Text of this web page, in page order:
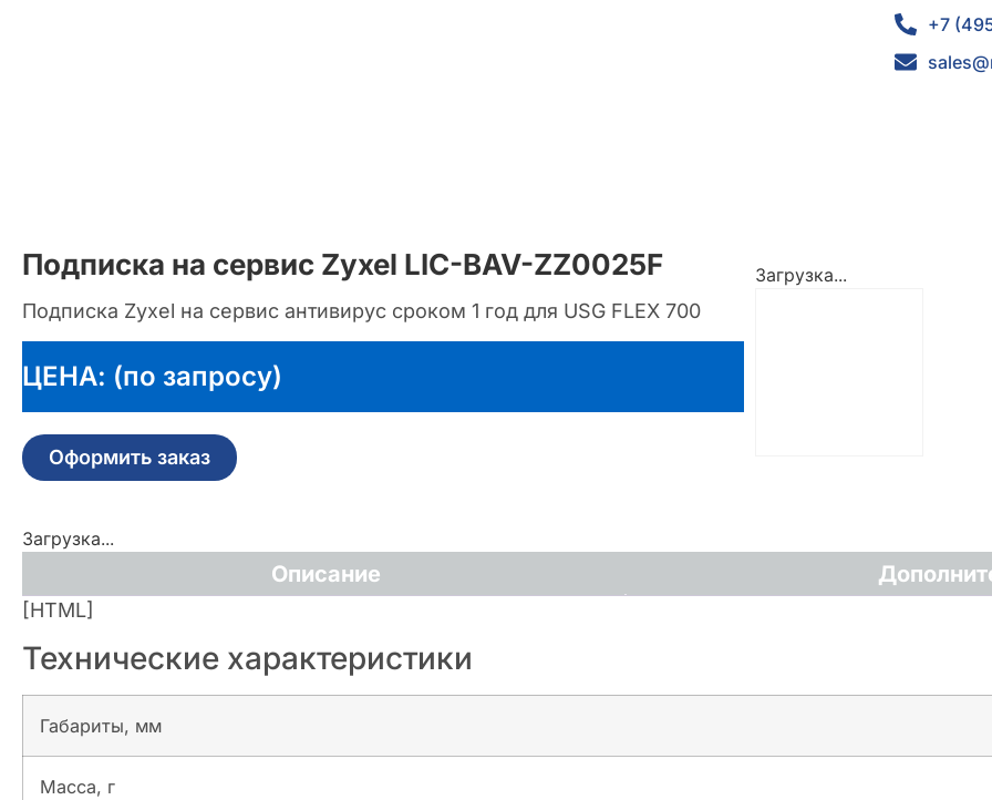
+7
Подписка на сервис Zyxel LIC-BAV-ZZ0025F
Подписка Zyxel на сервис антивирус сроком 1 год для USG FLEX 700
ЦЕНА: (по запросу)
Оформить заказ
Загрузка...
Загрузка...
Описание
[HTML]
Технические характеристики
Габариты, мм
Масса, г